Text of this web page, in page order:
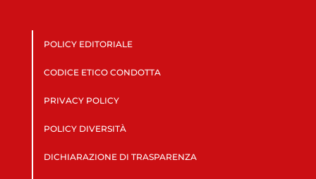
POLICY EDITORIALE
CODICE ETICO CONDOTTA
PRIVACY POLICY
POLICY DIVERSITÀ
DICHIARAZIONE DI TRASPARENZA